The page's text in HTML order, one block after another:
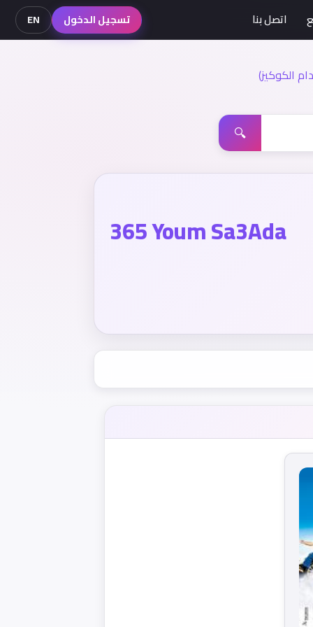
الكوكيز)
اتصل بنا تسجيل الدخول EN
🔍
365 Youm Sa3Ada